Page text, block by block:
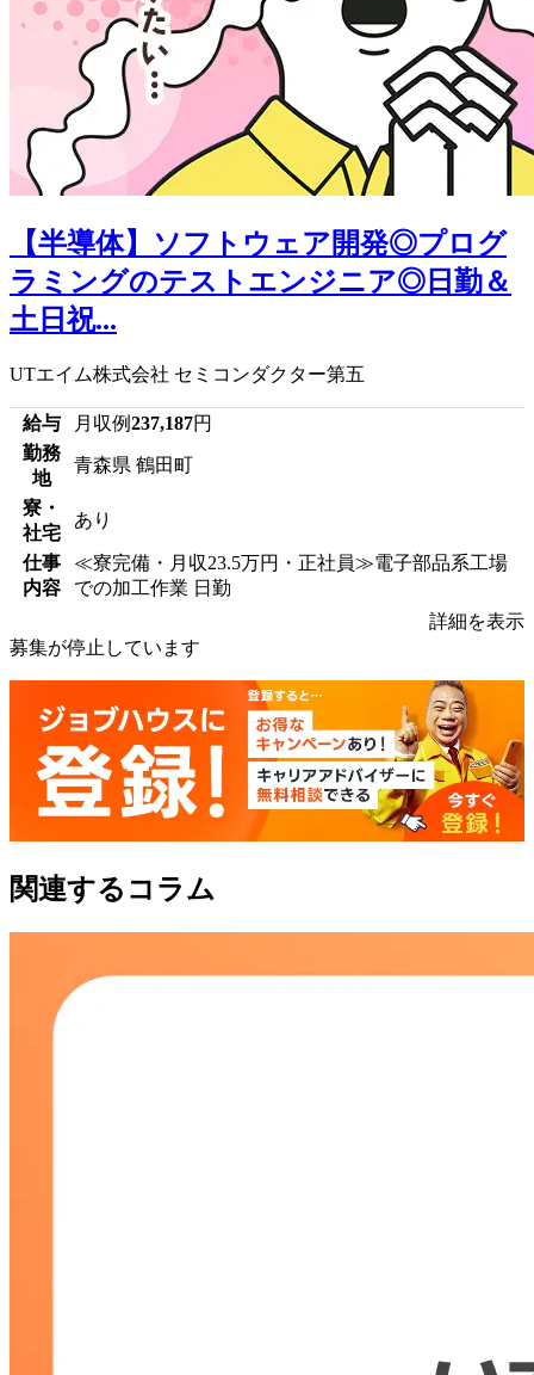
【半導体】ソフトウェア開発◎プログ
ラミングのテストエンジニア◎日勤＆
土日祝...
UTエイム株式会社 セミコンダクター第五
給与 月収例237,187円
勤務
地
青森県 鶴田町
寮・
社宅
あり
仕事
内容
≪寮完備・月収23.5万円・正社員≫電子部品系工場
での加工作業 日勤
詳細を表示
募集が停止しています
関連するコラム